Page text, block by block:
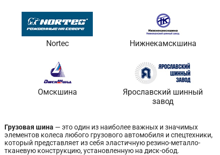
Nortec Нижнекамскшина
Омскшина
Ярославский шинный
завод
Грузовая шина — это один из наиболее важных и значимых
элементов колеса любого грузового автомобиля и спецтехники,
который представляет из себя эластичную резино-металло-
тканевую конструкцию, установленную на диск-обод.